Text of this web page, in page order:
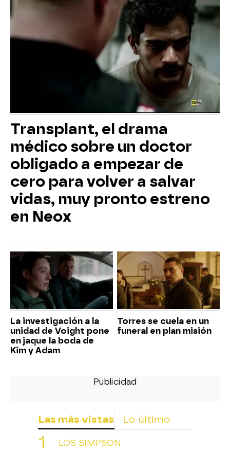
Transplant, el drama
médico sobre un doctor
obligado a empezar de
cero para volver a salvar
vidas, muy pronto estreno
en Neox
La investigación a la
unidad de Voight pone
en jaque la boda de
Kim y Adam
Torres se cuela en un
funeral en plan misión
Las más vistas Lo último
LOS SIMPSON